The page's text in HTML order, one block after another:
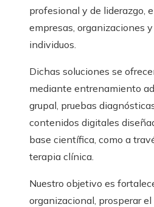
profesional y de liderazgo,
empresas, organizaciones
individuos.
Dichas soluciones se
mediante entrenamiento
grupal, pruebas
contenidos digitales
base científica, como a
terapia clínica.
Nuestro objetivo es
organizacional, prosperar